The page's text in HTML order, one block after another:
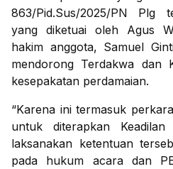
863/Pid.Sus/2025/PN Plg
yang diketuai oleh Agus
hakim anggota, Samuel
mendorong Terdakwa dan
kesepakatan perdamaian.
“Karena ini termasuk
untuk diterapkan
laksanakan ketentuan
pada hukum acara dan